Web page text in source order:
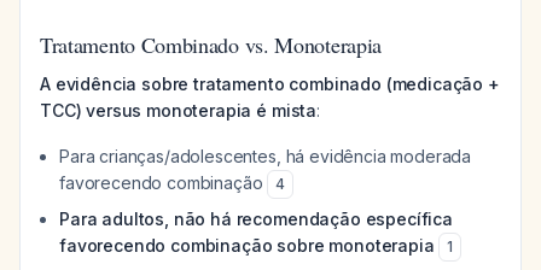
Tratamento Combinado vs. Monoterapia
A evidência sobre tratamento combinado (medicação +
TCC) versus monoterapia é mista:
Para crianças/adolescentes, há evidência moderada
favorecendo combinação
4
Para adultos, não há recomendação específica
favorecendo combinação sobre monoterapia
1